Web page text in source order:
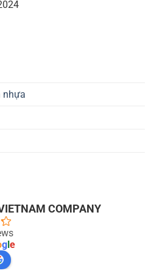
nhựa
COMPANY
g e